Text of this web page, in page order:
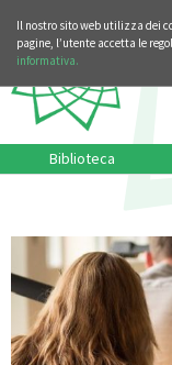
Il nostro sito web utilizza dei
pagine, l’utente accetta le
informativa.
Biblioteca